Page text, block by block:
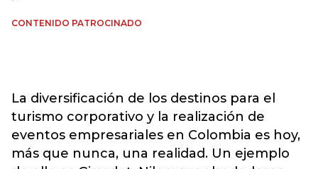
CONTENIDO PATROCINADO
La diversificación de los destinos para el
turismo corporativo y la realización de
eventos empresariales en Colombia es hoy,
más que nunca, una realidad. Un ejemplo